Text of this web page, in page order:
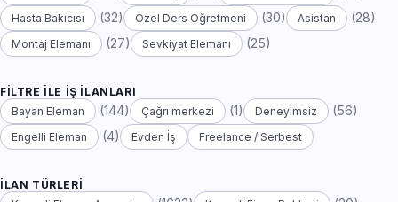
Hasta Bakıcısı (32) Özel Ders Öğretmeni (30) Asistan (28)
Montaj Elemanı (27) Sevkiyat Elemanı (25)
FILTRE ILE İŞ İLANLARI
Bayan Eleman
(144) Çağrı merkezi (1) Deneyimsiz (56)
Engelli Eleman (4) Evden İş Freelance / Serbest
İLAN TÜRLERI